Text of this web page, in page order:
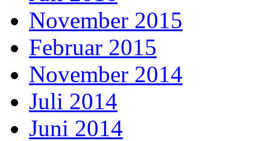
November 2015
Februar 2015
November 2014
Juli 2014
Juni 2014